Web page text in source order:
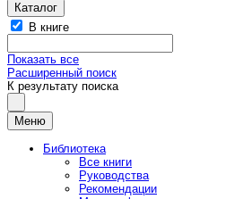
Каталог
В книге
Показать все
Расширенный поиск
К результату поиска
Меню
Библиотека
Все книги
Руководства
Рекомендации